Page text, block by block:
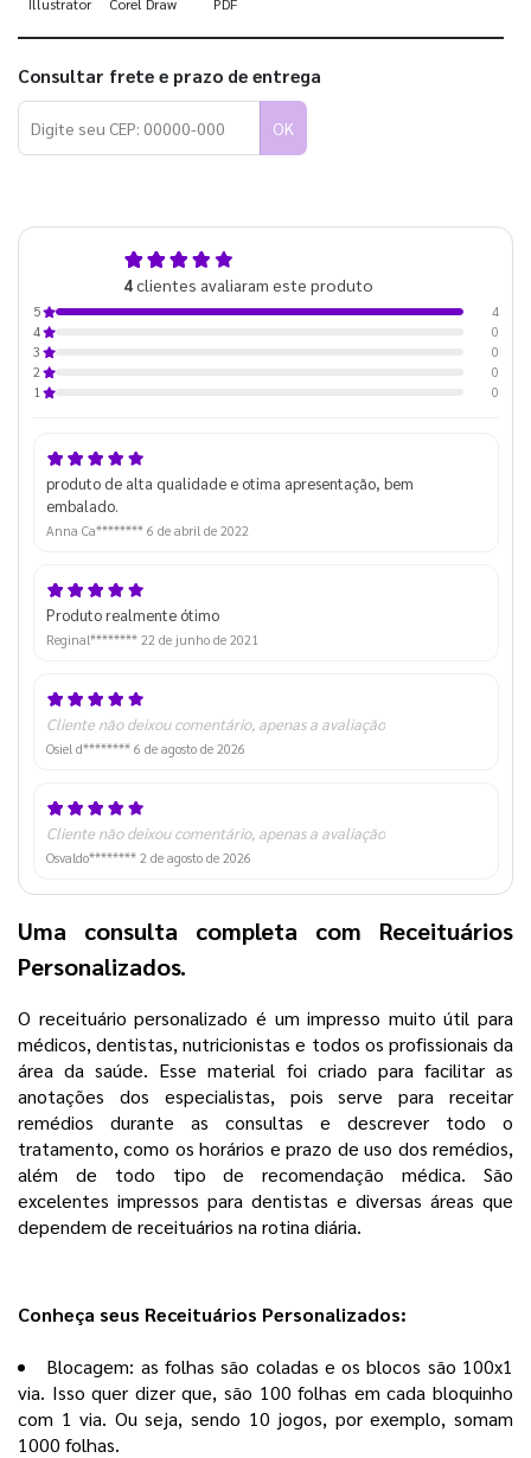
Consultar frete e prazo de entrega
OK
4clientes avaliaram este produto
5
4
4
0
3
0
2
0
1
0
produto de alta qualidade e otima apresentação, bem
embalado.
Anna Ca******** 6 de abril de 2022
Produto realmente ótimo
Reginal******** 22 de junho de 2021
Cliente não deixou comentário, apenas a avaliação
Osiel d******** 6 de agosto de 2026
Cliente não deixou comentário, apenas a avaliação
Osvaldo******** 2 de agosto de 2026
Uma consulta completa com Receituários
Personalizados.
O receituário personalizado é um impresso muito útil para
médicos, dentistas, nutricionistas e todos os profissionais da
área da saúde. Esse material foi criado para facilitar as
anotações dos especialistas, pois serve para receitar
remédios durante as consultas e descrever todo o
tratamento, como os horários e prazo de uso dos remédios,
além de todo tipo de recomendação médica. São
excelentes impressos para dentistas e diversas áreas que
dependem de receituários na rotina diária.
Conheça seus Receituários Personalizados:
Blocagem: as folhas são coladas e os blocos são 100x1
via. Isso quer dizer que, são 100 folhas em cada bloquinho
com 1 via. Ou seja, sendo 10 jogos, por exemplo, somam
1000 folhas.